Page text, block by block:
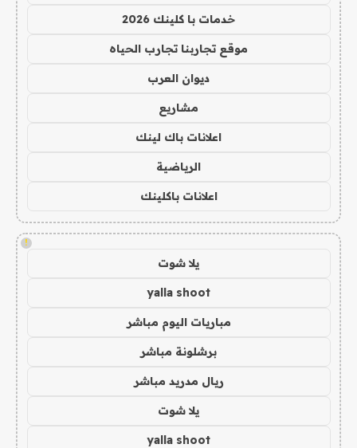
خدمات با كلينك 2026
موقع تجاربنا تجارب الحياه
ديوان العرب
مشاريع
اعلانات باك لينك
الرياضية
اعلانات باكلينك
!
يلا شوت
yalla shoot
مباريات اليوم مباشر
برشلونة مباشر
ريال مدريد مباشر
يلا شوت
yalla shoot